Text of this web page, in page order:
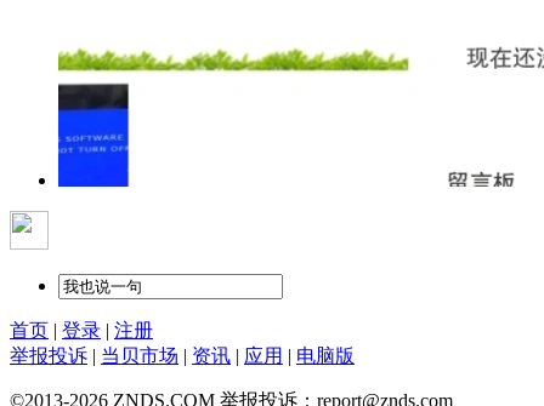
首页 | 登录 | 注册
举报投诉 | 当贝市场 | 资讯 | 应用 | 电脑版
©2013-2026 ZNDS.COM 举报投诉：report@znds.com